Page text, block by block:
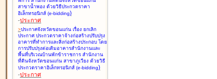
สาขาน้ำพอง ด้วยวิธีประกวดราคา
อิเล็กทรอนิกส์ (e-bidding)
-ประกาศ
>ประกาศจังหวัดขอนแก่น เรื่อง ยกเลิก
ประกาศ ประกวดราคาจ้างก่อสร้างปรับปรุง
อาคารที่ทำการและสิ่งก่อสร้างประกอบ โดย
การปรับปรุงต่อเติมอาคารสำนักงานและ
พื้นที่บริเวณบ้านพักข้าราชการ สำนักงาน
ที่ดินจังหวัดขอนแก่น สาขาภูเวียง ด้วยวิธี
ประกวดราคาอิเล็กทรอนิกส์ (e-bidding)
-ประกาศ